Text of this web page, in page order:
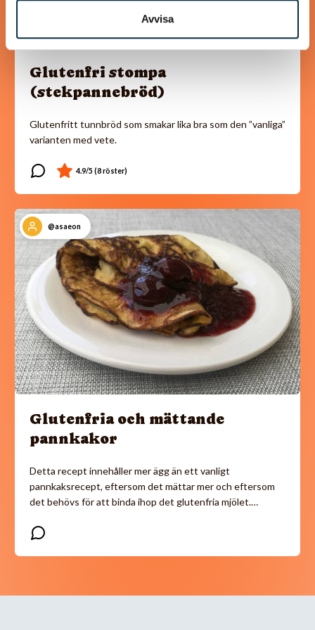
Avvisa
Glutenfri stompa
(stekpannebröd)
Glutenfritt tunnbröd som smakar lika bra som den ”vanliga”
varianten med vete.
@asaeon
Glutenfria och mättande
pannkakor
Detta recept innehåller mer ägg än ett vanligt
pannkaksrecept, eftersom det mättar mer och eftersom
det behövs för att binda ihop det glutenfria mjölet.…